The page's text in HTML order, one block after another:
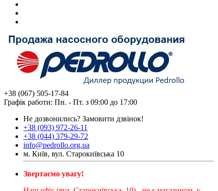
+38 (067) 505-17-84
Графік работи: Пн. - Пт. з 09:00 до 17:00
Не дозвонились? Замовити дзвінок!
+38 (093) 972-26-11
+38 (044) 379-29-72
info@pedrollo.org.ua
м. Київ, вул. Старокиївська 10
Звертаємо увагу!